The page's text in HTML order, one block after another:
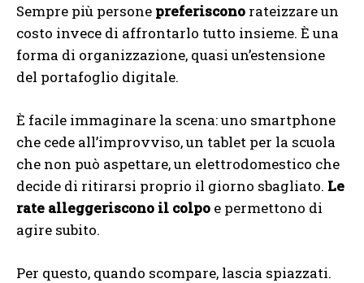
Sempre più persone preferiscono rateizzare un
costo invece di affrontarlo tutto insieme. È una
forma di organizzazione, quasi un’estensione
del portafoglio digitale.
È facile immaginare la scena: uno smartphone
che cede all’improvviso, un tablet per la scuola
che non può aspettare, un elettrodomestico che
decide di ritirarsi proprio il giorno sbagliato. Le
rate alleggeriscono il colpo e permettono di
agire subito.
Per questo, quando scompare, lascia spiazzati.